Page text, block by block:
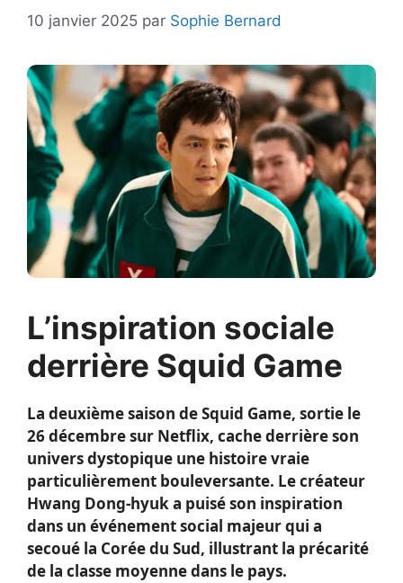
10 janvier 2025 par Sophie Bernard
L’inspiration sociale
derrière Squid Game
La deuxième saison de Squid Game, sortie le
26 décembre sur Netflix, cache derrière son
univers dystopique une histoire vraie
particulièrement bouleversante. Le créateur
Hwang Dong-hyuk a puisé son inspiration
dans un événement social majeur qui a
secoué la Corée du Sud, illustrant la précarité
de la classe moyenne dans le pays.